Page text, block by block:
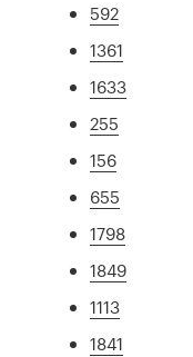
592
1361
1633
255
156
655
1798
1849
1113
1841